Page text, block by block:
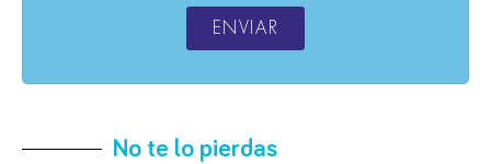
ENVIAR
No te lo pierdas